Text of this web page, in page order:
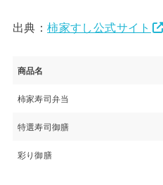
出典：柿家すし公式サイト
商品名
柿家寿司弁当
特選寿司御膳
彩り御膳